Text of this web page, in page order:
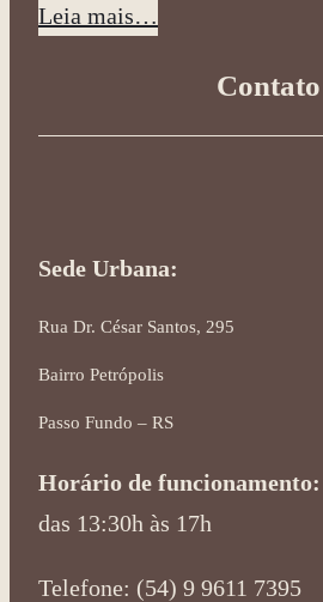
Leia mais…
Contato
Sede Urbana:
Rua Dr. César Santos, 295
Bairro Petrópolis
Passo Fundo – RS
Horário de funcionamento:
das 13:30h às 17h
Telefone: (54) 9 9611 7395